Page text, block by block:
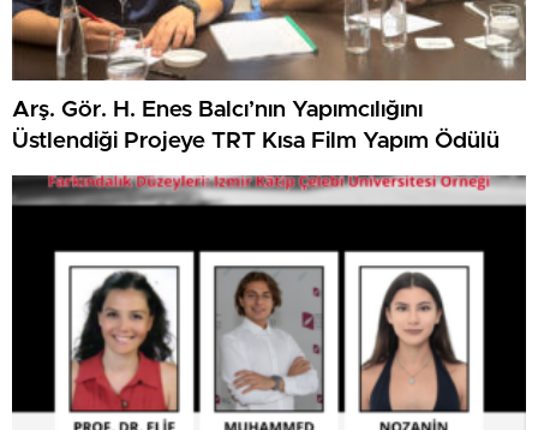
Arş. Gör. H. Enes Balcı’nın Yapımcılığını
Üstlendiği Projeye TRT Kısa Film Yapım Ödülü